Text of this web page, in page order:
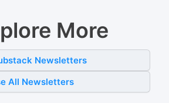
More
Newsletters
All Newsletters